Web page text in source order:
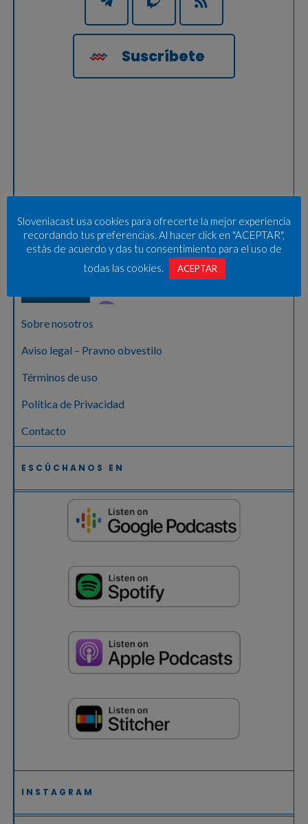
Suscríbete
Sobre nosotros
Aviso legal – Pravno obvestilo
Términos de uso
Política de Privacidad
Contacto
ESCÚCHANOS EN
INSTAGRAM
Sloveniacast usa cookies para ofrecerte la mejor experiencia
recordando tus preferencias. Al hacer click en "ACEPTAR",
estás de acuerdo y das tu consentimiento para el uso de
todas las cookies.
ACEPTAR